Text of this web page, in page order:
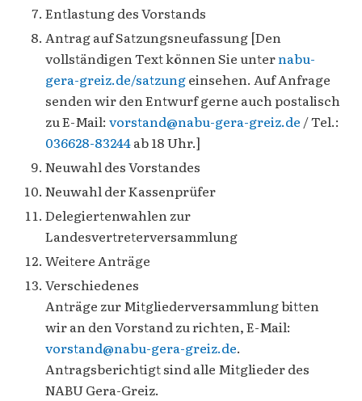
Entlastung des Vorstands
Antrag auf Satzungsneufassung [Den
vollständigen Text können Sie unternabu-
gera-greiz.de/satzungeinsehen. Auf Anfrage
senden wir den Entwurf gerne auch postalisch
zu E-Mail: vorstand@nabu-gera-greiz.de / Tel.:
036628-83244ab 18 Uhr.]
Neuwahl des Vorstandes
Neuwahl der Kassenprüfer
Delegiertenwahlen zur
Landesvertreterversammlung
Weitere Anträge
Verschiedenes
Anträge zur Mitgliederversammlung bitten
wir an den Vorstand zu richten, E-Mail:
vorstand@nabu-gera-greiz.de.
Antragsberichtigt sind alle Mitglieder des
NABU Gera-Greiz.